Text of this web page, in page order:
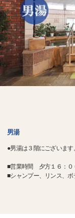
男湯
●男湯は３階にございます
■営業時間 夕方１６：
■シャンプー、リンス、ボ